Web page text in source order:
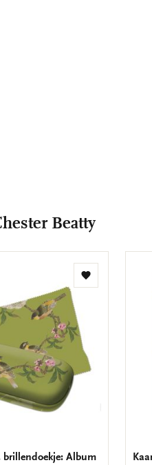
Beatty
Toevoegen
brillendoekje: Album